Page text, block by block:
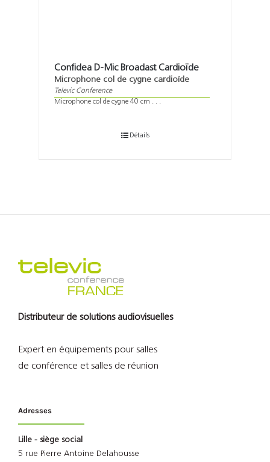
Confidea D-Mic Broadast Cardioïde
Microphone col de cygne cardioïde
Televic Conference
Microphone col de cygne 40 cm . . .
Détails
Distributeur de solutions audiovisuelles
Expert en équipements pour salles
de conférence et salles de réunion
Adresses
Lille - siège social
5 rue Pierre Antoine Delahousse